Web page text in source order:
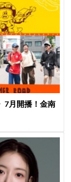
7月開播！金南